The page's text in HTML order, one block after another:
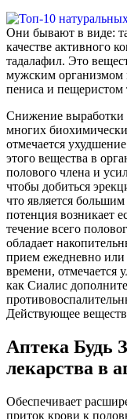
Они бывают в виде:
качестве активного
тадалафил. Это
мужским организмом
пениса и пещеристом
Снижение выработки
многих
отмечается
этого вещества в
полового члена и
чтобы добиться
что является
потенция возникает
течение всего
обладает
прием ежедневно или
времени, отмечается
как Сиалис
Действующее
Аптека Будь
лекарства в
Обеспечивает
приток крови к